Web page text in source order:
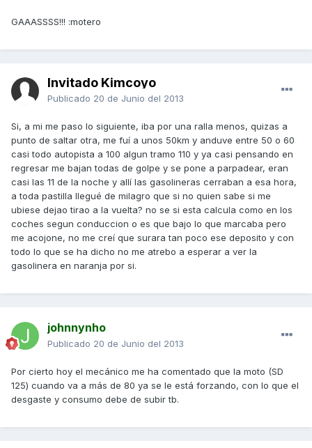
GAAASSSS!!! :motero
Invitado Kimcoyo
Publicado 20 de Junio del 2013
Si, a mi me paso lo siguiente, iba por una ralla menos, quizas a
punto de saltar otra, me fuí a unos 50km y anduve entre 50 o 60
casi todo autopista a 100 algun tramo 110 y ya casi pensando en
regresar me bajan todas de golpe y se pone a parpadear, eran
casi las 11 de la noche y allí las gasolineras cerraban a esa hora,
a toda pastilla llegué de milagro que si no quien sabe si me
ubiese dejao tirao a la vuelta? no se si esta calcula como en los
coches segun conduccion o es que bajo lo que marcaba pero
me acojone, no me creí que surara tan poco ese deposito y con
todo lo que se ha dicho no me atrebo a esperar a ver la
gasolinera en naranja por si.
johnnynho
Publicado 20 de Junio del 2013
Por cierto hoy el mecánico me ha comentado que la moto (SD
125) cuando va a más de 80 ya se le está forzando, con lo que el
desgaste y consumo debe de subir tb.